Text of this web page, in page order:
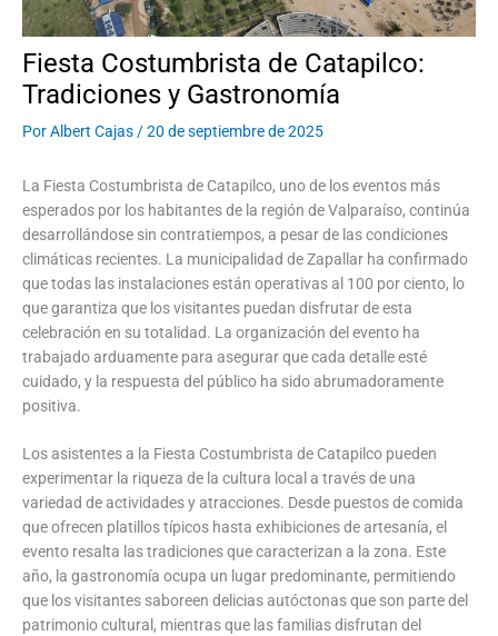
Fiesta Costumbrista de Catapilco:
Tradiciones y Gastronomía
PorAlbert Cajas/20 de septiembre de 2025
La Fiesta Costumbrista de Catapilco, uno de los eventos más
esperados por los habitantes de la región de Valparaíso, continúa
desarrollándose sin contratiempos, a pesar de las condiciones
climáticas recientes. La municipalidad de Zapallar ha confirmado
que todas las instalaciones están operativas al 100 por ciento, lo
que garantiza que los visitantes puedan disfrutar de esta
celebración en su totalidad. La organización del evento ha
trabajado arduamente para asegurar que cada detalle esté
cuidado, y la respuesta del público ha sido abrumadoramente
positiva.
Los asistentes a la Fiesta Costumbrista de Catapilco pueden
experimentar la riqueza de la cultura local a través de una
variedad de actividades y atracciones. Desde puestos de comida
que ofrecen platillos típicos hasta exhibiciones de artesanía, el
evento resalta las tradiciones que caracterizan a la zona. Este
año, la gastronomía ocupa un lugar predominante, permitiendo
que los visitantes saboreen delicias autóctonas que son parte del
patrimonio cultural, mientras que las familias disfrutan del